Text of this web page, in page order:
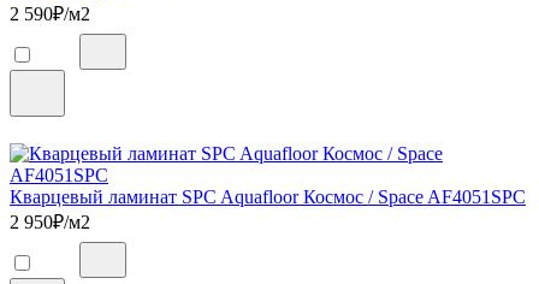
2 590₽/м2
Кварцевый ламинат SPC Aquafloor Космос / Space AF4051SPC
2 950₽/м2